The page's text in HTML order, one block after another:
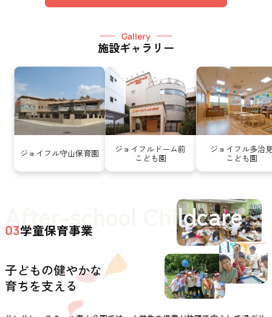
Gallery
施設ギャラリー
ジョイフル守山保育園 ジョイフルドーム前
こども園
ジョイフル多治
こども園
After-school Childcare
03学童保育事業
子どもの健やかな
育ちを支える